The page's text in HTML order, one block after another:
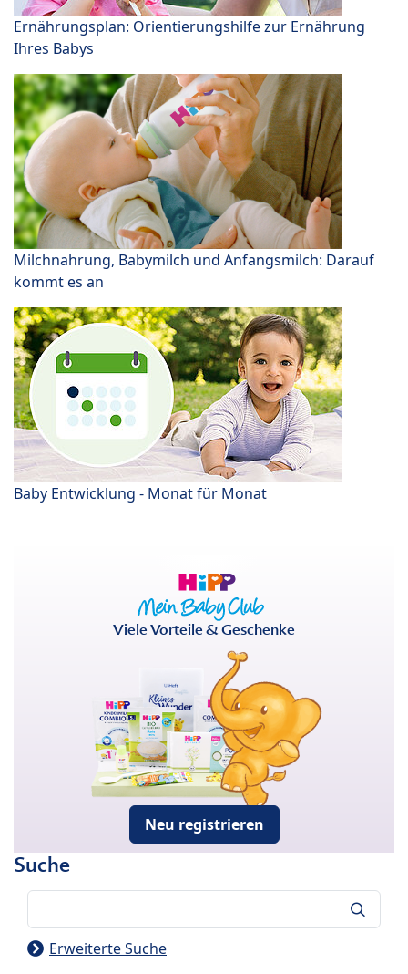
Ernährungsplan: Orientierungshilfe zur Ernährung
Ihres Babys
Milchnahrung, Babymilch und Anfangsmilch: Darauf
kommt es an
Baby Entwicklung - Monat für Monat
Viele Vorteile & Geschenke
Neu registrieren
Suche
Erweiterte Suche